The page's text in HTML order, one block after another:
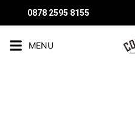
0878 2595 8155
MENU